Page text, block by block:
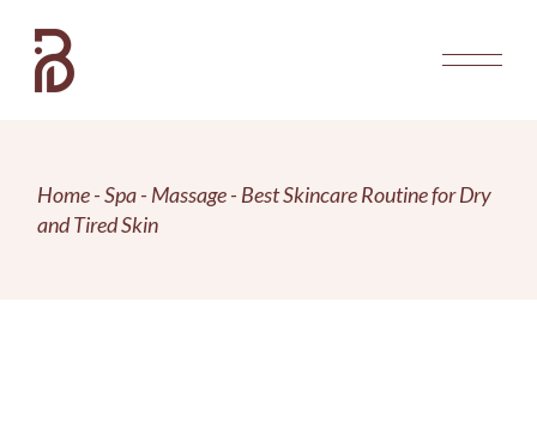
Home Spa Massage Best Skincare Routine for Dry
and Tired Skin